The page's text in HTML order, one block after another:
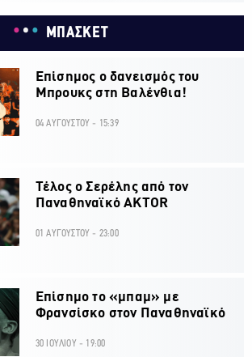
ΜΠΑΣΚΕΤ
Επίσημος ο δανεισμός του
Μπρουκς στη Βαλένθια!
04 ΑΥΓΟΥΣΤΟΥ - 15:39
Τέλος ο Σερέλης από τον
Παναθηναϊκό AKTOR
01 ΑΥΓΟΥΣΤΟΥ - 23:00
Επίσημο το «μπαμ» με
Φρανσίσκο στον Παναθηναϊκό
30 ΙΟΥΛΙΟΥ - 19:00